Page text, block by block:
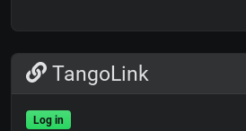
TangoLink
Log in